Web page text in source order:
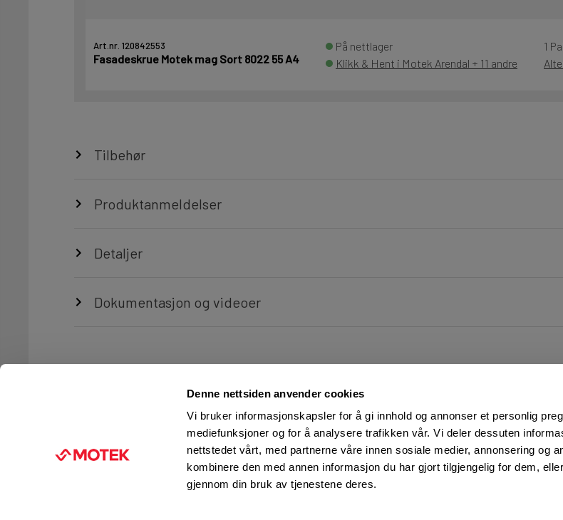
Denne nettsiden anvender cookies
Vi bruker informasjonskapsler for å gi innhold og annonser et personlig
mediefunksjoner og for å analysere trafikken vår. Vi deler dessuten
nettstedet vårt, med partnerne våre innen sosiale medier, annonsering og
kombinere den med annen informasjon du har gjort tilgjengelig for dem,
gjennom din bruk av tjenestene deres.
Art.nr. 120842553
Fasadeskrue Motek mag Sort 8022 55 A4
På nettlager
Klikk & Hent i Motek Arendal + 11 andre
1
Tilbehør
Produktanmeldelser
Detaljer
Dokumentasjon og videoer
FIRMAINFORMASJON
TJENESTER
Ingeniørtjenester
FØLG OSS PÅ
Facebook
Man-Fre: